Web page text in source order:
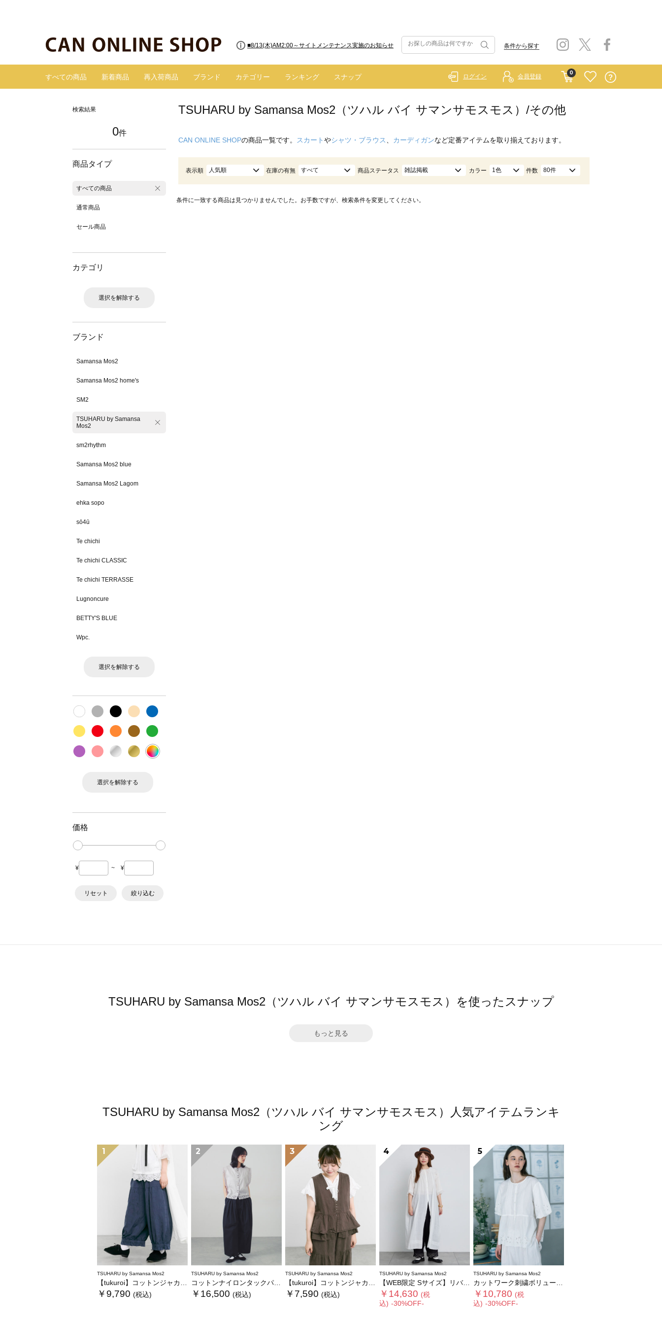
■8/13(木)AM2:00～サイトメンテナンス実施のお知らせ 条件から探す
すべての商品 新着商品 再入荷商品 ブランド カテゴリー ランキング スナップ
0
ログイン 会員登録
検索結果
0件
商品タイプ
すべての商品
通常商品
セール商品
カテゴリ
選択を解除する
ブランド
Samansa Mos2
Samansa Mos2 home's
SM2
TSUHARU by Samansa
Mos2
sm2rhythm
Samansa Mos2 blue
Samansa Mos2 Lagom
ehka sopo
sō4ū
Te chichi
Te chichi CLASSIC
Te chichi TERRASSE
Lugnoncure
BETTY'S BLUE
Wpc.
選択を解除する
選択を解除する
価格
¥ ~ ¥
リセット 絞り込む
TSUHARU by Samansa Mos2（ツハル バイ サマンサモスモス）/その他
CAN ONLINE SHOPの商品一覧です。 スカートやシャツ・ブラウス カーディガンなど定番アイテムを取り揃えております。
表示順 人気順 在庫の有無 すべて 商品ステータス 雑誌掲載 カラー 1色 件数 80件
条件に一致する商品は見つかりませんでした。お手数ですが、検索条件を変更してください。
TSUHARU by Samansa Mos2（ツハル バイ サマンサモスモス）を使ったスナップ
もっと見る
TSUHARU by Samansa Mos2（ツハル バイ サマンサモスモス）人気アイテムランキ
ング
1
TSUHARU by Samansa Mos2
【tukuroi】コットンジャカード製品染め裾フリルパンツ《WEB限定》
￥9,790 (税込)
2
TSUHARU by Samansa Mos2
コットンナイロンタックパンツ
￥16,500 (税込)
3
TSUHARU by Samansa Mos2
【tukuroi】コットンジャカード製品染めベスト《WEB限定》
￥7,590 (税込)
4
TSUHARU by Samansa Mos2
【WEB限定 Sサイズ】リバーレースピンタック襟付きワンピース
￥14,630 (税
込) -30%OFF-
5
TSUHARU by Samansa Mos2
カットワーク刺繍ボリューム袖ブラウス
￥10,780 (税
込) -30%OFF-